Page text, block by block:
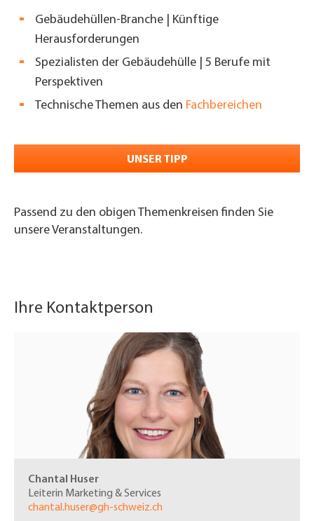
Gebäudehüllen-Branche | Künftige
Herausforderungen
Spezialisten der Gebäudehülle | 5 Berufe mit
Perspektiven
Technische Themen aus den Fachbereichen
UNSER TIPP
Passend zu den obigen Themenkreisen finden Sie
unsere Veranstaltungen.
Ihre Kontaktperson
Chantal Huser
Leiterin Marketing & Services
chantal.huser@gh-schweiz.ch